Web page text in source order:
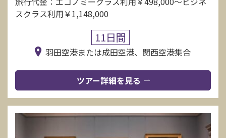
スクラス利用￥1,148,000
11日間
羽田空港または成田空港、関西空港集合
ツアー詳細を見る